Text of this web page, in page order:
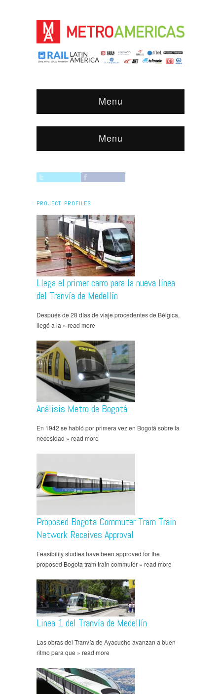
Menu
Menu
PROJECT PROFILES
Llega el primer carro para la nueva línea
del Tranvía de Medellín
Después de 28 días de viaje procedentes de Bélgica,
llegó a la » read more
Análisis Metro de Bogotá
En 1942 se habló por primera vez en Bogotá sobre la
necesidad » read more
Proposed Bogota Commuter Tram Train
Network Receives Approval
Feasibility studies have been approved for the
proposed Bogota tram train commuter » read more
Linea 1 del Tranvía de Medellín
Las obras del Tranvía de Ayacucho avanzan a buen
ritmo para que » read more